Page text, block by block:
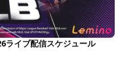
ライブ配信スケジュール